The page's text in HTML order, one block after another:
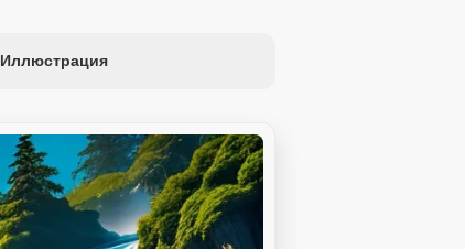
Иллюстрация